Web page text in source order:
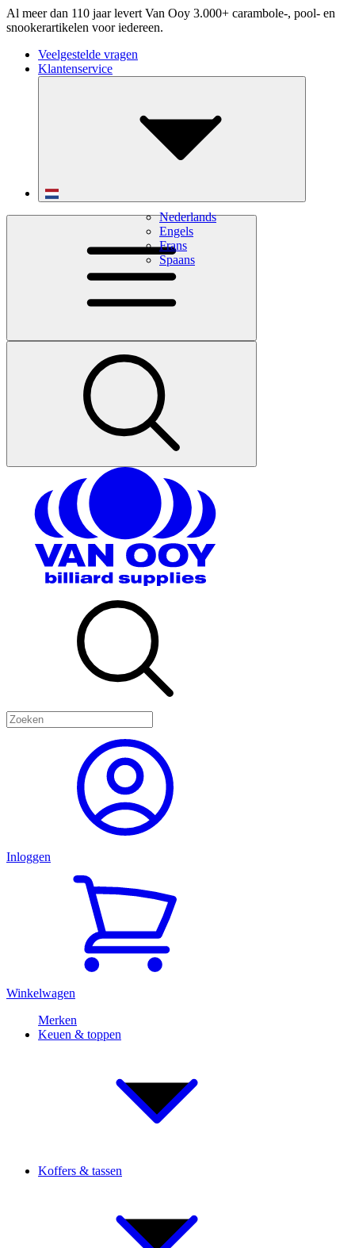
Al meer dan 110 jaar levert Van Ooy 3.000+ carambole-, pool- en
snookerartikelen voor iedereen.
Veelgestelde vragen
Klantenservice
Nederlands
Engels
Frans
Spaans
Inloggen
Winkelwagen
Merken
Keuen & toppen
Koffers & tassen